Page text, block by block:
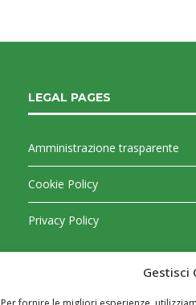
Gestisci
LEGAL PAGES
Amministrazione trasparente
Cookie Policy
Privacy Policy